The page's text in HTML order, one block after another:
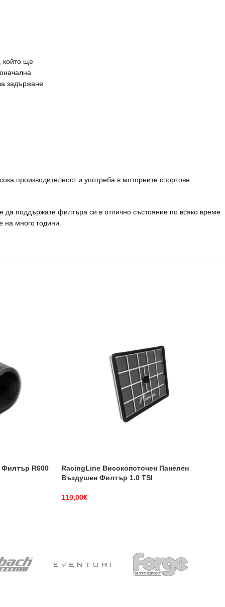
който ще
задържане
производителност и употреба в моторните спортове,
да поддържате филтъра си в отлично състояние по всяко време
на много години.
R600
RacingLine Високопоточен Панелен
Въздушен Филтър 1.0 TSI
110,00€